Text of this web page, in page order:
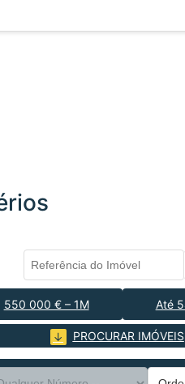
550 000 € – 1M Até
PROCURAR IMÓVEIS